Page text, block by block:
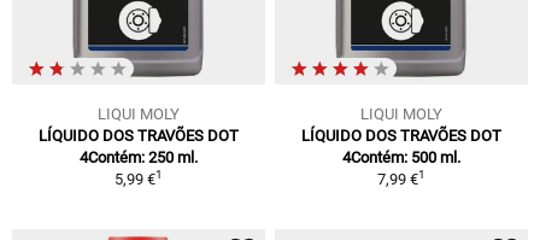
LIQUI MOLY
LÍQUIDO DOS TRAVÕES DOT
4Contém: 250 ml.
5,99 €1
LIQUI MOLY
LÍQUIDO DOS TRAVÕES DOT
4Contém: 500 ml.
7,99 €1